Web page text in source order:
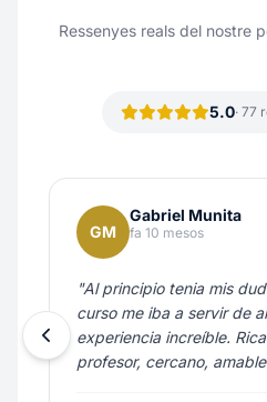
Ressenyes reals del nostre
5.0· 77
GM
Gabriel Munita
fa 10 mesos
"Al principio tenia mis
curso me iba a servir de
experiencia increíble.
profesor, cercano,